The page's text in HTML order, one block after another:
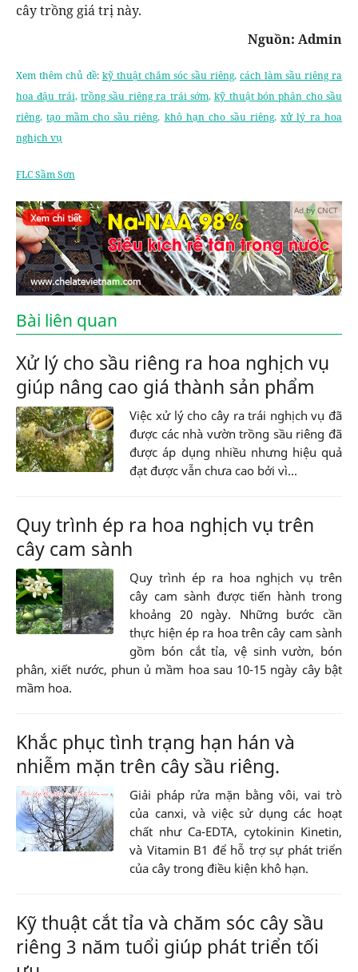
cây trồng giá trị này.
Nguồn: Admin
Xem thêm chủ đề: kỹ thuật chăm sóc sầu riêng, cách làm sầu riêng ra
hoa đậu trái,trồng sầu riêng ra trái sớm,kỹ thuật bón phân cho sầu
riêng,tạo mầm cho sầu riêng, khô hạn cho sầu riêng,xử lý ra hoa
nghịch vụ
FLC Sầm Sơn
Ad by CNCT
Bài liên quan
Xử lý cho sầu riêng ra hoa nghịch vụ
giúp nâng cao giá thành sản phẩm
Việc xử lý cho cây ra trái nghịch vụ đã
được các nhà vườn trồng sầu riêng đã
được áp dụng nhiều nhưng hiệu quả
đạt được vẫn chưa cao bởi vì...
Quy trình ép ra hoa nghịch vụ trên
cây cam sành
Quy trình ép ra hoa nghịch vụ trên
cây cam sành được tiến hành trong
khoảng 20 ngày. Những bước cần
thực hiện ép ra hoa trên cây cam sành
gồm bón cắt tỉa, vệ sinh vườn, bón
phân, xiết nước, phun ủ mầm hoa sau 10-15 ngày cây bật
mầm hoa.
Khắc phục tình trạng hạn hán và
nhiễm mặn trên cây sầu riêng.
Giải pháp rửa mặn bằng vôi, vai trò
của canxi, và việc sử dụng các hoạt
chất như Ca-EDTA, cytokinin Kinetin,
và Vitamin B1 để hỗ trợ sự phát triển
của cây trong điều kiện khô hạn.
Kỹ thuật cắt tỉa và chăm sóc cây sầu
riêng 3 năm tuổi giúp phát triển tối